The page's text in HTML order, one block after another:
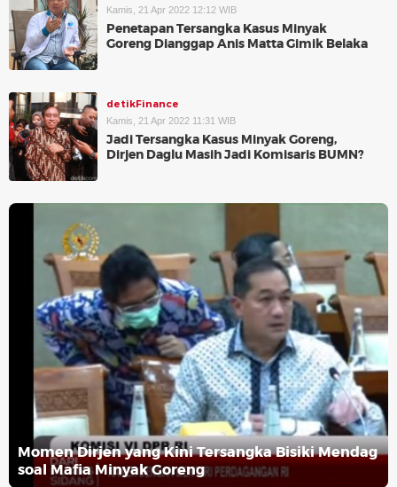
Kamis, 21 Apr 2022 12:12 WIB
Penetapan Tersangka Kasus Minyak
Goreng Dianggap Anis Matta Gimik Belaka
detikFinance
Kamis, 21 Apr 2022 11:31 WIB
Jadi Tersangka Kasus Minyak Goreng,
Dirjen Daglu Masih Jadi Komisaris BUMN?
Momen Dirjen yang Kini Tersangka Bisiki Mendag
soal Mafia Minyak Goreng